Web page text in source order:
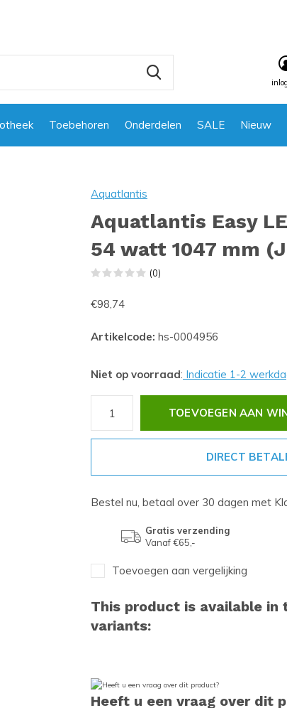
Toebehoren Onderdelen SALE Nieuw
Aquatlantis
Aquatlantis Easy
54 watt 1047 mm
(0)
€98,74
Artikelcode: hs-0004956
Niet op voorraad: Indicatie 1-2
TOEVOEGEN AAN
DIRECT
Bestel nu, betaal over 30 dagen met
Gratis verzending
Vanaf €65,-
Toevoegen aan vergelijking
This product is available in
variants:
Heeft u een vraag over dit